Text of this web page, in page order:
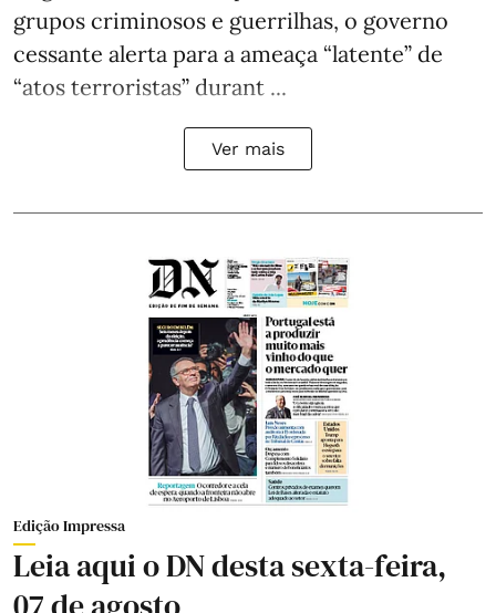
grupos criminosos e guerrilhas, o governo
cessante alerta para a ameaça “latente” de
“atos terroristas” durant ...
Ver mais
Edição Impressa
Leia aqui o DN desta sexta-feira,